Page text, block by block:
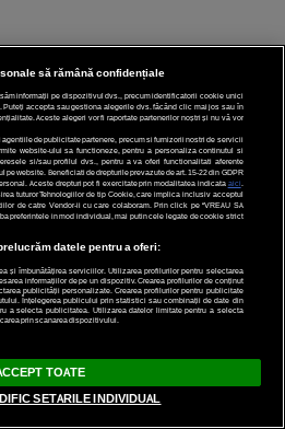
LIVE
să rămână confidențiale
informații pe dispozitivul dvs., precum identificatorii cookie unici
Puteți accepta sau gestiona alegerile dvs. făcând clic mai jos sau în
Aceste alegeri vor fi raportate partenerilor noștri și nu vă vor
de publicitate partenere, precum si furnizorii nostri de servicii
website-ului sa functioneze, pentru a personaliza continutul si
si/sau profilul dvs., pentru a va oferi functionalitati aferente
website. Beneficiati de drepturile prevazute de art. 15-22 din GDPR
Aceste drepturi pot fi exercitate prin modalitatea indicata aici
tuturor Tehnologiilor de tip Cookie, care implica inclusiv acceptul
de catre Vendor-ii cu care colaboram. Prin click pe “VREAU SA
preferintele in mod individual, mai putin cele legate de cookie strict
datele pentru a oferi:
și îmbunătățirea serviciilor. Utilizarea profilurilor pentru selectarea
informațiilor de pe un dispozitiv. Crearea profilurilor de conținut
publicității personalizate. Crearea profilurilor pentru publicitate
Înțelegerea publicului prin statistici sau combinații de date din
a selecta publicitatea. Utilizarea datelor limitate pentru a selecta
prin scanarea dispozitivului.
TOATE
SETARILE INDIVIDUAL